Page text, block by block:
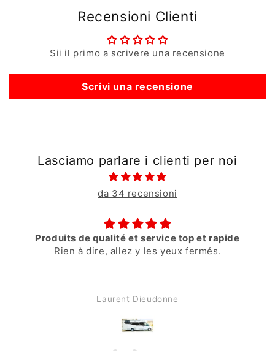
Recensioni Clienti
Sii il primo a scrivere una recensione
Scrivi una recensione
Lasciamo parlare i clienti per noi
da 34 recensioni
Produits de qualité et service top et rapide
Rien à dire, allez y les yeux fermés.
Laurent Dieudonne